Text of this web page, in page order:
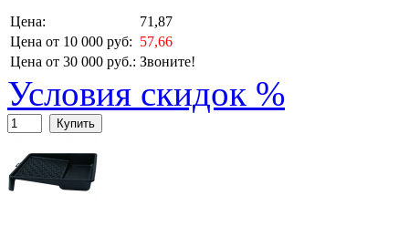
Цена:
71,87
Цена от 10 000 руб: 57,66
Цена от 30 000 руб.: Звоните!
Условия скидок %
Купить